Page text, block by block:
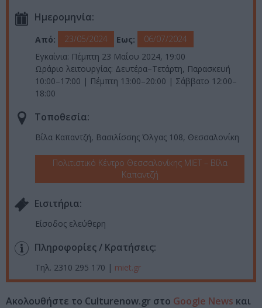
Ημερομηνία:
Από: 23/05/2024 Εως:
06/07/2024
Εγκαίνια: Πέμπτη 23 Μαΐου 2024, 19:00
Ωράριο λειτουργίας: Δευτέρα–Τετάρτη, Παρασκευή
10:00–17:00 | Πέμπτη 13:00–20:00 | Σάββατο 12:00–
18:00
Τοποθεσία:
Βίλα Καπαντζή, Βασιλίσσης Όλγας 108, Θεσσαλονίκη
Πολιτιστικό Κέντρο Θεσσαλονίκης ΜΙΕΤ – Βίλα
Καπαντζή
Eισιτήρια:
Είσοδος ελεύθερη
Πληροφορίες / Κρατήσεις:
Τηλ. 2310 295 170 | miet.gr
Ακολουθήστε το Culturenow.gr στο Google News και